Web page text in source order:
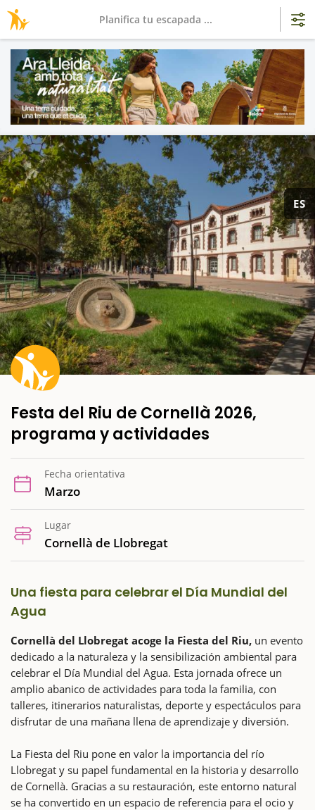
ES
Festa del Riu de Cornellà 2026,
programa y actividades
Fecha orientativa
Marzo
Lugar
Cornellà de Llobregat
Una fiesta para celebrar el Día Mundial del
Agua
Cornellà del Llobregat acoge la Fiesta del Riu, un evento
dedicado a la naturaleza y la sensibilización ambiental para
celebrar el Día Mundial del Agua. Esta jornada ofrece un
amplio abanico de actividades para toda la familia, con
talleres, itinerarios naturalistas, deporte y espectáculos para
disfrutar de una mañana llena de aprendizaje y diversión.
La Fiesta del Riu pone en valor la importancia del río
Llobregat y su papel fundamental en la historia y desarrollo
de Cornellà. Gracias a su restauración, este entorno natural
se ha convertido en un espacio de referencia para el ocio y
Planifica tu escapada ...